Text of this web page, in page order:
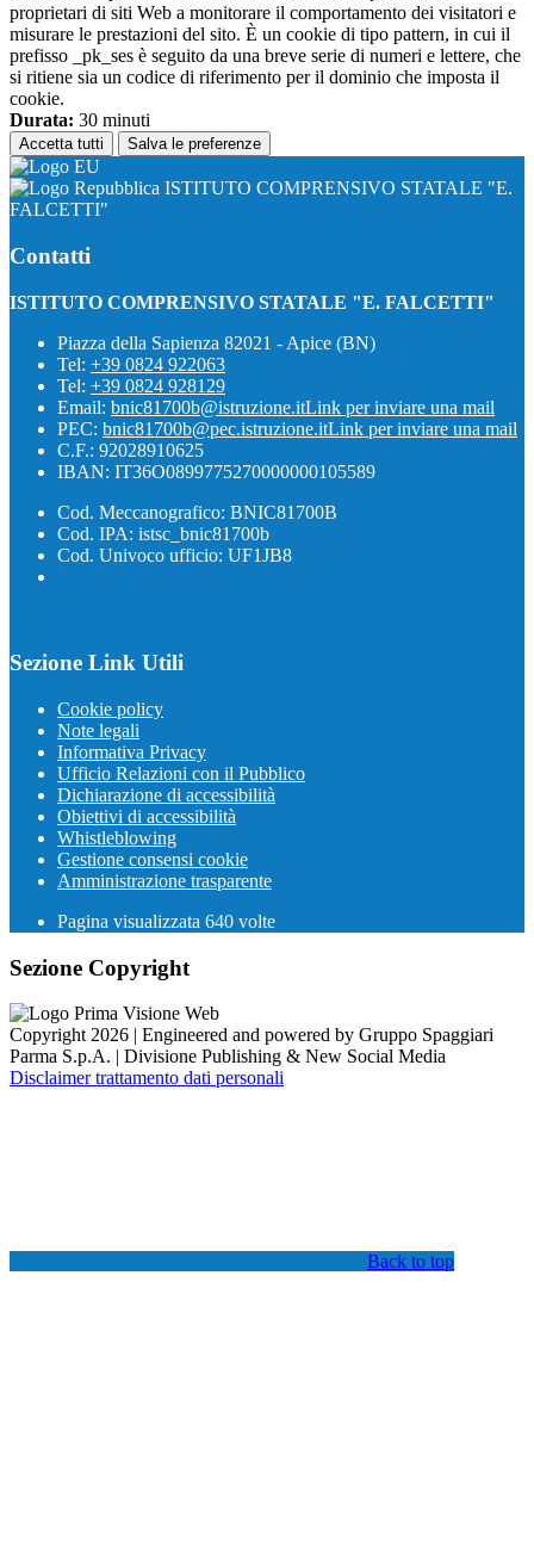
proprietari di siti Web a monitorare il comportamento dei visitatori e
misurare le prestazioni del sito. È un cookie di tipo pattern, in cui il
prefisso _pk_ses è seguito da una breve serie di numeri e lettere, che
si ritiene sia un codice di riferimento per il dominio che imposta il
cookie.
Durata: 30 minuti
Accetta tutti Salva le preferenze
ISTITUTO COMPRENSIVO STATALE "E.
FALCETTI"
Contatti
ISTITUTO COMPRENSIVO STATALE "E. FALCETTI"
Piazza della Sapienza 82021 - Apice (BN)
Tel: +39 0824 922063
Tel: +39 0824 928129
Email: bnic81700b@istruzione.itLink per inviare una mail
PEC: bnic81700b@pec.istruzione.itLink per inviare una mail
C.F.: 92028910625
IBAN: IT36O0899775270000000105589
Cod. Meccanografico: BNIC81700B
Cod. IPA: istsc_bnic81700b
Cod. Univoco ufficio: UF1JB8
Sezione Link Utili
Cookie policy
Note legali
Informativa Privacy
Ufficio Relazioni con il Pubblico
Dichiarazione di accessibilità
Obiettivi di accessibilità
Whistleblowing
Gestione consensi cookie
Amministrazione trasparente
Pagina visualizzata 640 volte
Sezione Copyright
Copyright 2026 | Engineered and powered by Gruppo Spaggiari
Parma S.p.A. | Divisione Publishing & New Social Media
Disclaimer trattamento dati personali
Back to top